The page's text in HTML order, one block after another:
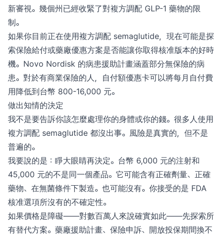
新審視。幾個州已經收緊了對複方調配 GLP-1 藥物的限
制。
如果你目前正在使用複方調配 semaglutide，現在可能是探
索保險給付或藥廠優惠方案是否能讓你取得核准版本的好時
機。Novo Nordisk 的病患援助計畫涵蓋部分無保險的病
患。對於有商業保險的人，自付額優惠卡可以將每月自付費
用降低到台幣 800-16,000 元。
做出知情的決定
我不是要告訴你該怎麼處理你的身體或你的錢。很多人使用
複方調配 semaglutide 都沒出事。風險是真實的，但不是
普遍的。
我要說的是：睜大眼睛再決定。台幣 6,000 元的注射和
45,000 元的不是同一個產品。它可能含有正確劑量、正確
藥物、在無菌條件下製造。也可能沒有。你接受的是 FDA
核准選項所沒有的不確定性。
如果價格是障礙——對數百萬人來說確實如此——先探索所
有替代方案。藥廠援助計畫、保險申訴、開放投保期間換不